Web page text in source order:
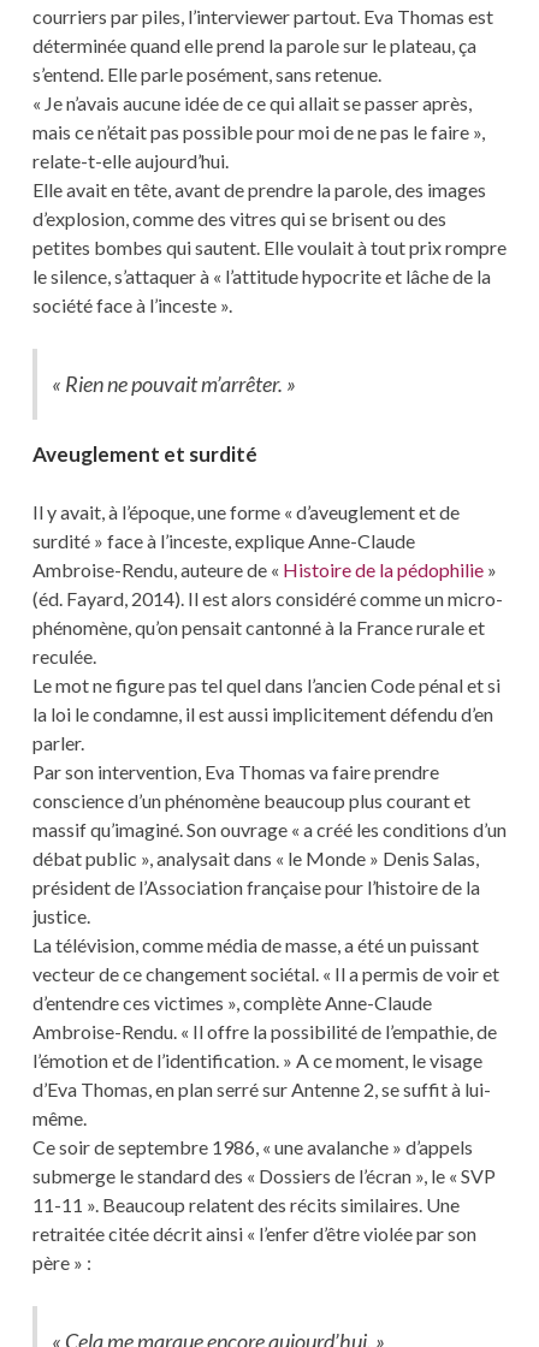
courriers par piles, l’interviewer partout. Eva Thomas est
déterminée quand elle prend la parole sur le plateau, ça
s’entend. Elle parle posément, sans retenue.
« Je n’avais aucune idée de ce qui allait se passer après,
mais ce n’était pas possible pour moi de ne pas le faire »,
relate-t-elle aujourd’hui.
Elle avait en tête, avant de prendre la parole, des images
d’explosion, comme des vitres qui se brisent ou des
petites bombes qui sautent. Elle voulait à tout prix rompre
le silence, s’attaquer à « l’attitude hypocrite et lâche de la
société face à l’inceste ».
« Rien ne pouvait m’arrêter. »
Aveuglement et surdité
Il y avait, à l’époque, une forme « d’aveuglement et de
surdité » face à l’inceste, explique Anne-Claude
Ambroise-Rendu, auteure de « Histoire de la pédophilie»
(éd. Fayard, 2014). Il est alors considéré comme un micro-
phénomène, qu’on pensait cantonné à la France rurale et
reculée.
Le mot ne figure pas tel quel dans l’ancien Code pénal et si
la loi le condamne, il est aussi implicitement défendu d’en
parler.
Par son intervention, Eva Thomas va faire prendre
conscience d’un phénomène beaucoup plus courant et
massif qu’imaginé. Son ouvrage « a créé les conditions d’un
débat ­public », analysait dans « le Monde » Denis Salas,
président de l’Association française pour l’histoire de la
justice.
La télévision, comme média de masse, a été un puissant
vecteur de ce changement sociétal. « Il a permis de voir et
d’entendre ces victimes », complète Anne-Claude
Ambroise-Rendu. « Il offre la possibilité de l’empathie, de
l’émotion et de l’identification. » A ce moment, le visage
d’Eva Thomas, en plan serré sur Antenne 2, se suffit à lui-
même.
Ce soir de septembre 1986, « une avalanche » d’appels
submerge le standard des « Dossiers de l’écran », le « SVP
11-11 ». Beaucoup relatent des récits similaires. Une
retraitée citée décrit ainsi « l’enfer d’être violée par son
père » :
« Cela me marque encore aujourd’hui. »